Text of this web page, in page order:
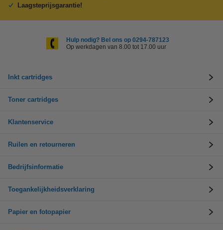
Laagsteprijsgarantie!
Hulp nodig? Bel ons op 0294-787123
Op werkdagen van 8.00 tot 17.00 uur
Inkt cartridges
Toner cartridges
Klantenservice
Ruilen en retourneren
Bedrijfsinformatie
Toegankelijkheidsverklaring
Papier en fotopapier